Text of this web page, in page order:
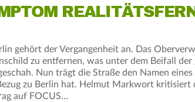
gehört der Vergangenheit an. Das
zu entfernen, was unter dem Beifall der
Nun trägt die Straße den Namen
zu Berlin hat. Helmut Markwort kritisiert
auf FOCUS…